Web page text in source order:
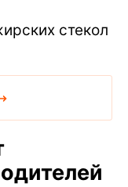
стекол